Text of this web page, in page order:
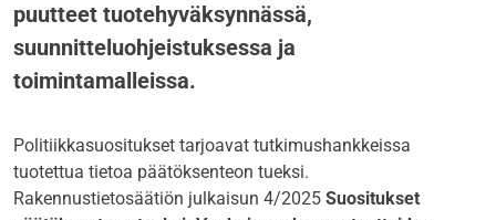
puutteet tuotehyväksynnässä,
suunnitteluohjeistuksessa ja
toimintamalleissa.
Politiikkasuositukset tarjoavat tutkimushankkeissa
tuotettua tietoa päätöksenteon tueksi.
Rakennustietosäätiön julkaisun 4/2025 Suositukset